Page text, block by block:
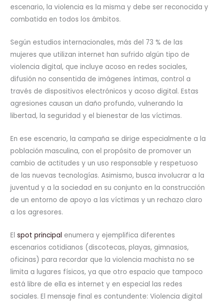
escenario, la violencia es la misma y debe ser reconocida y
combatida en todos los ámbitos.
Según estudios internacionales, más del 73 % de las
mujeres que utilizan internet han sufrido algún tipo de
violencia digital, que incluye acoso en redes sociales,
difusión no consentida de imágenes íntimas, control a
través de dispositivos electrónicos y acoso digital. Estas
agresiones causan un daño profundo, vulnerando la
libertad, la seguridad y el bienestar de las víctimas.
En ese escenario, la campaña se dirige especialmente a la
población masculina, con el propósito de promover un
cambio de actitudes y un uso responsable y respetuoso
de las nuevas tecnologías. Asimismo, busca involucrar a la
juventud y a la sociedad en su conjunto en la construcción
de un entorno de apoyo a las víctimas y un rechazo claro
a los agresores.
Elspot principal enumera y ejemplifica diferentes
escenarios cotidianos (discotecas, playas, gimnasios,
oficinas) para recordar que la violencia machista no se
limita a lugares físicos, ya que otro espacio que tampoco
está libre de ella es internet y en especial las redes
sociales. El mensaje final es contundente: Violencia digital